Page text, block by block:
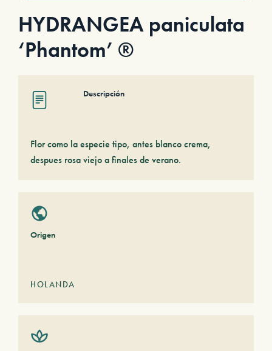
HYDRANGEA paniculata
‘Phantom’ ®
Descripción
Flor como la especie tipo, antes blanco crema,
despues rosa viejo a finales de verano.
Origen
HOLANDA